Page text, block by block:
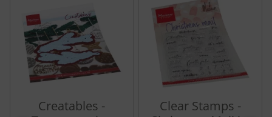
Creatables -
Clear Stamps -